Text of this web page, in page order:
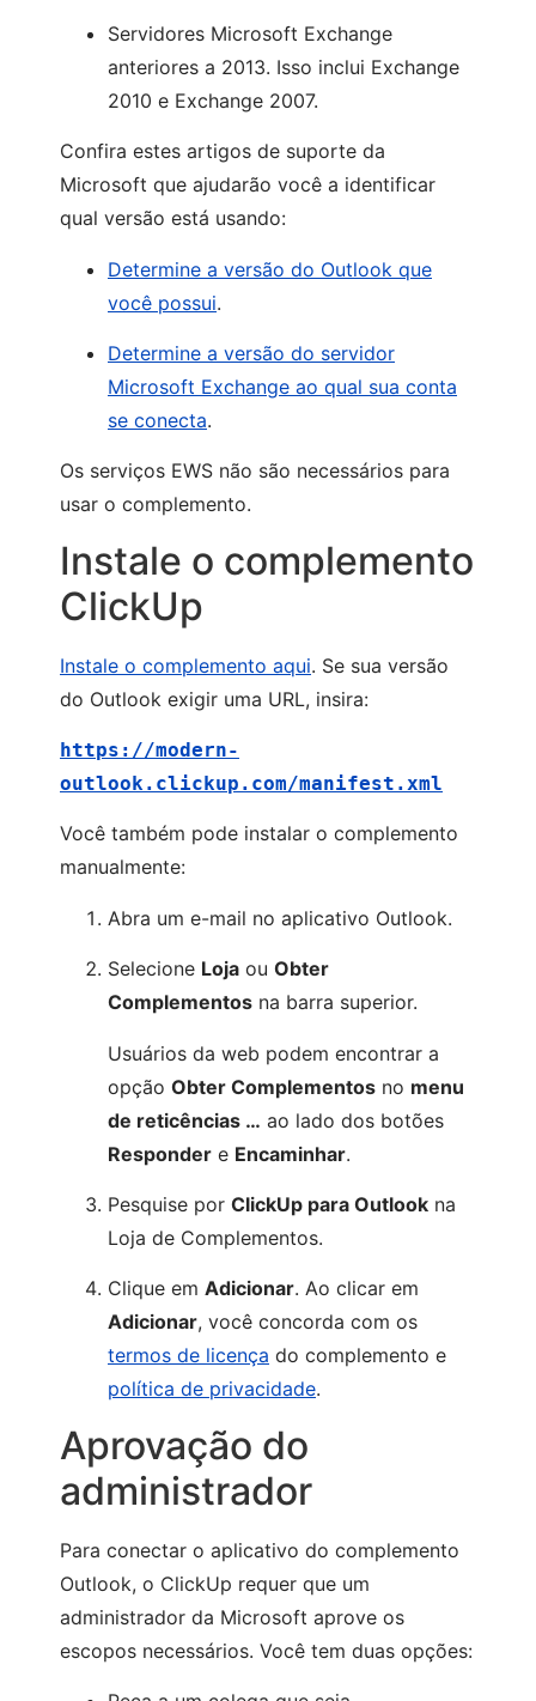
Servidores Microsoft Exchange
anteriores a 2013. Isso inclui Exchange
2010 e Exchange 2007.
Confira estes artigos de suporte da
Microsoft que ajudarão você a identificar
qual versão está usando:
Determine a versão do Outlook que
você possui.
Determine a versão do servidor
Microsoft Exchange ao qual sua conta
se conecta.
Os serviços EWS não são necessários para
usar o complemento.
Instale o complemento
ClickUp
Instale o complemento aqui. Se sua versão
do Outlook exigir uma URL, insira:
https://modern-
outlook.clickup.com/manifest.xml
Você também pode instalar o complemento
manualmente:
Abra um e-mail no aplicativo Outlook.
Selecione Loja ou Obter
Complementos na barra superior.
Usuários da web podem encontrar a
opção Obter Complementos no menu
de reticências … ao lado dos botões
Responder e Encaminhar.
Pesquise por ClickUp para Outlook na
Loja de Complementos.
Clique em Adicionar. Ao clicar em
Adicionar, você concorda com os
termos de licença do complemento e
política de privacidade.
Aprovação do
administrador
Para conectar o aplicativo do complemento
Outlook, o ClickUp requer que um
administrador da Microsoft aprove os
escopos necessários. Você tem duas opções: